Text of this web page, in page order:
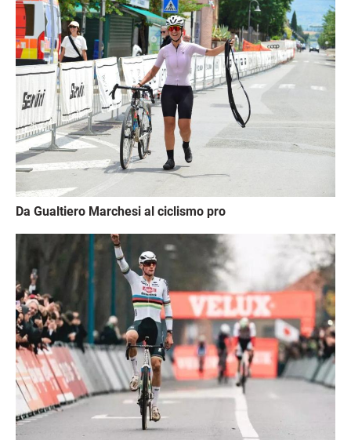
Da Gualtiero Marchesi al ciclismo pro